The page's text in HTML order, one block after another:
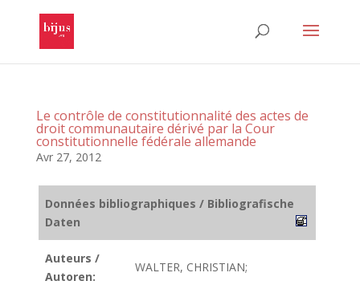
Le contrôle de constitutionnalité des actes de
droit communautaire dérivé par la Cour
constitutionnelle fédérale allemande
Avr 27, 2012
Données bibliographiques / Bibliografische
Daten
Auteurs /
Autoren:
WALTER, CHRISTIAN;